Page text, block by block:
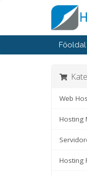
Főoldal
Web
Hosting
Hosting